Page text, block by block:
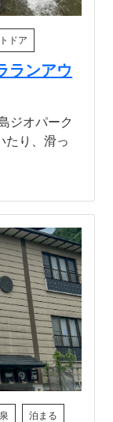
ドア
ランアウ
ジオパーク
たり、滑っ
泊まる